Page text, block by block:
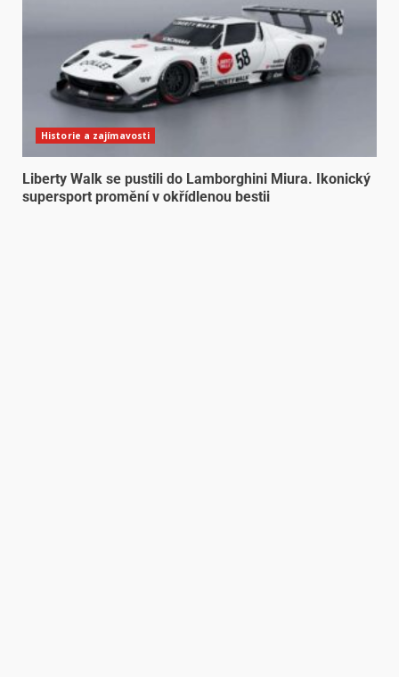
Historie a zajímavosti
Liberty Walk se pustili do Lamborghini Miura. Ikonický
supersport promění v okřídlenou bestii